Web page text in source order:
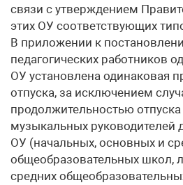
связи с утверждением
этих ОУ соответствующих
В приложении к
педагогических работников
ОУ установлена одинаковая
отпуска, за исключением
продолжительностью отпуска
музыкальных руководителей
ОУ (начальных, основных и
общеобразовательных школ,
средних